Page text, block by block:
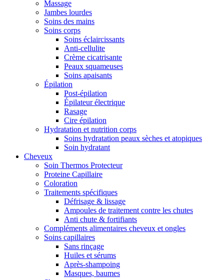
Massage
Jambes lourdes
Soins des mains
Soins corps
Soins éclaircissants
Anti-cellulite
Crème cicatrisante
Peaux squameuses
Soins apaisants
Épilation
Post-épilation
Épilateur électrique
Rasage
Cire épilation
Hydratation et nutrition corps
Soins hydratation peaux sèches et atopiques
Soin hydratant
Cheveux
Soin Thermos Protecteur
Proteine Capillaire
Coloration
Traitements spécifiques
Défrisage & lissage
Ampoules de traitement contre les chutes
Anti chute & fortifiants
Compléments alimentaires cheveux et ongles
Soins capillaires
Sans rinçage
Huiles et sérums
Après-shampoing
Masques, baumes